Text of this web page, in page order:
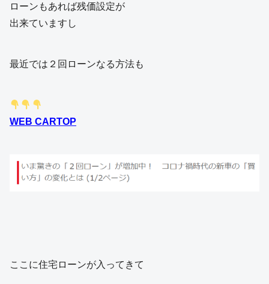
ローンもあれば残価設定が
出来ていますし
最近では２回ローンなる方法も
WEB CARTOP
ここに住宅ローンが入ってきて